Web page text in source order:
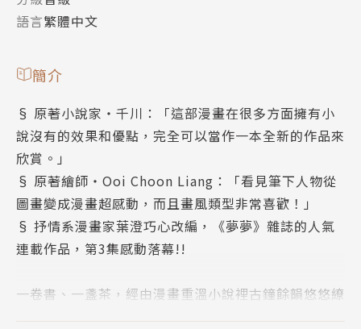
語言繁體中文
簡介
§ 原著小說家‧千川：「這部漫畫在很多方面擁有小
說沒有的效果和優點，完全可以當作一本全新的作品來
欣賞。」
§ 原著繪師‧Ooi Choon Liang：「看見筆下人物從
圖畫變成漫畫超感動，而且畫風類型非常喜歡！」
§ 抒情系漫畫家葉澄巧心改編，《夢夢》雜誌的人氣
連載作品，第3集感動落幕!!
一卷書、一盞茶，經由漫畫重溫小說裡古鐘餘韻悠悠繚